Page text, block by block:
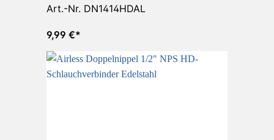
Art.-Nr. DN1414HDAL
9,99 €*